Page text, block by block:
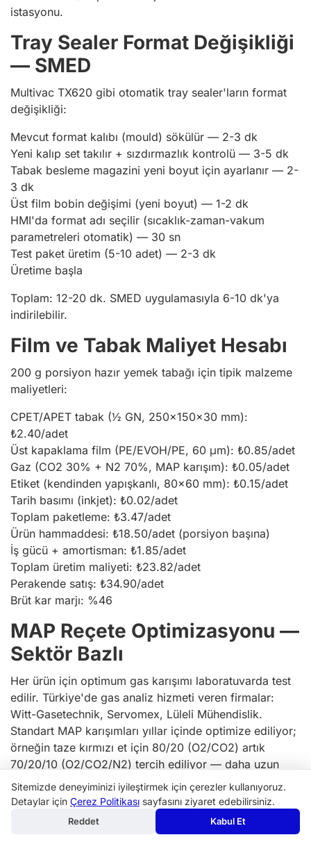
istasyonu.
Tray Sealer Format Değişikliği
— SMED
Multivac TX620 gibi otomatik tray sealer'ların format
değişikliği:
Mevcut format kalıbı (mould) sökülür — 2-3 dk
Yeni kalıp set takılır + sızdırmazlık kontrolü — 3-5 dk
Tabak besleme magazini yeni boyut için ayarlanır — 2-
3 dk
Üst film bobin değişimi (yeni boyut) — 1-2 dk
HMI'da format adı seçilir (sıcaklık-zaman-vakum
parametreleri otomatik) — 30 sn
Test paket üretim (5-10 adet) — 2-3 dk
Üretime başla
Toplam: 12-20 dk. SMED uygulamasıyla 6-10 dk'ya
indirilebilir.
Film ve Tabak Maliyet Hesabı
200 g porsiyon hazır yemek tabağı için tipik malzeme
maliyetleri:
CPET/APET tabak (½ GN, 250×150×30 mm):
₺2.40/adet
Üst kapaklama film (PE/EVOH/PE, 60 μm): ₺0.85/adet
Gaz (CO2 30% + N2 70%, MAP karışım): ₺0.05/adet
Etiket (kendinden yapışkanlı, 80×60 mm): ₺0.15/adet
Tarih basımı (inkjet): ₺0.02/adet
Toplam paketleme: ₺3.47/adet
Ürün hammaddesi: ₺18.50/adet (porsiyon başına)
İş gücü + amortisman: ₺1.85/adet
Toplam üretim maliyeti: ₺23.82/adet
Perakende satış: ₺34.90/adet
Brüt kar marjı: %46
MAP Reçete Optimizasyonu —
Sektör Bazlı
Her ürün için optimum gas karışımı laboratuvarda test
edilir. Türkiye'de gas analiz hizmeti veren firmalar:
Witt-Gasetechnik, Servomex, Lüleli Mühendislik.
Standart MAP karışımları yıllar içinde optimize ediliyor;
örneğin taze kırmızı et için 80/20 (O2/CO2) artık
70/20/10 (O2/CO2/N2) tercih ediliyor — daha uzun
renk kararlılığı.
Termoform Vakum — Vaka
Sitemizde deneyiminizi iyileştirmek için çerezler kullanıyoruz.
Detaylar için Çerez Politikası sayfasını ziyaret edebilirsiniz.
Reddet Kabul Et